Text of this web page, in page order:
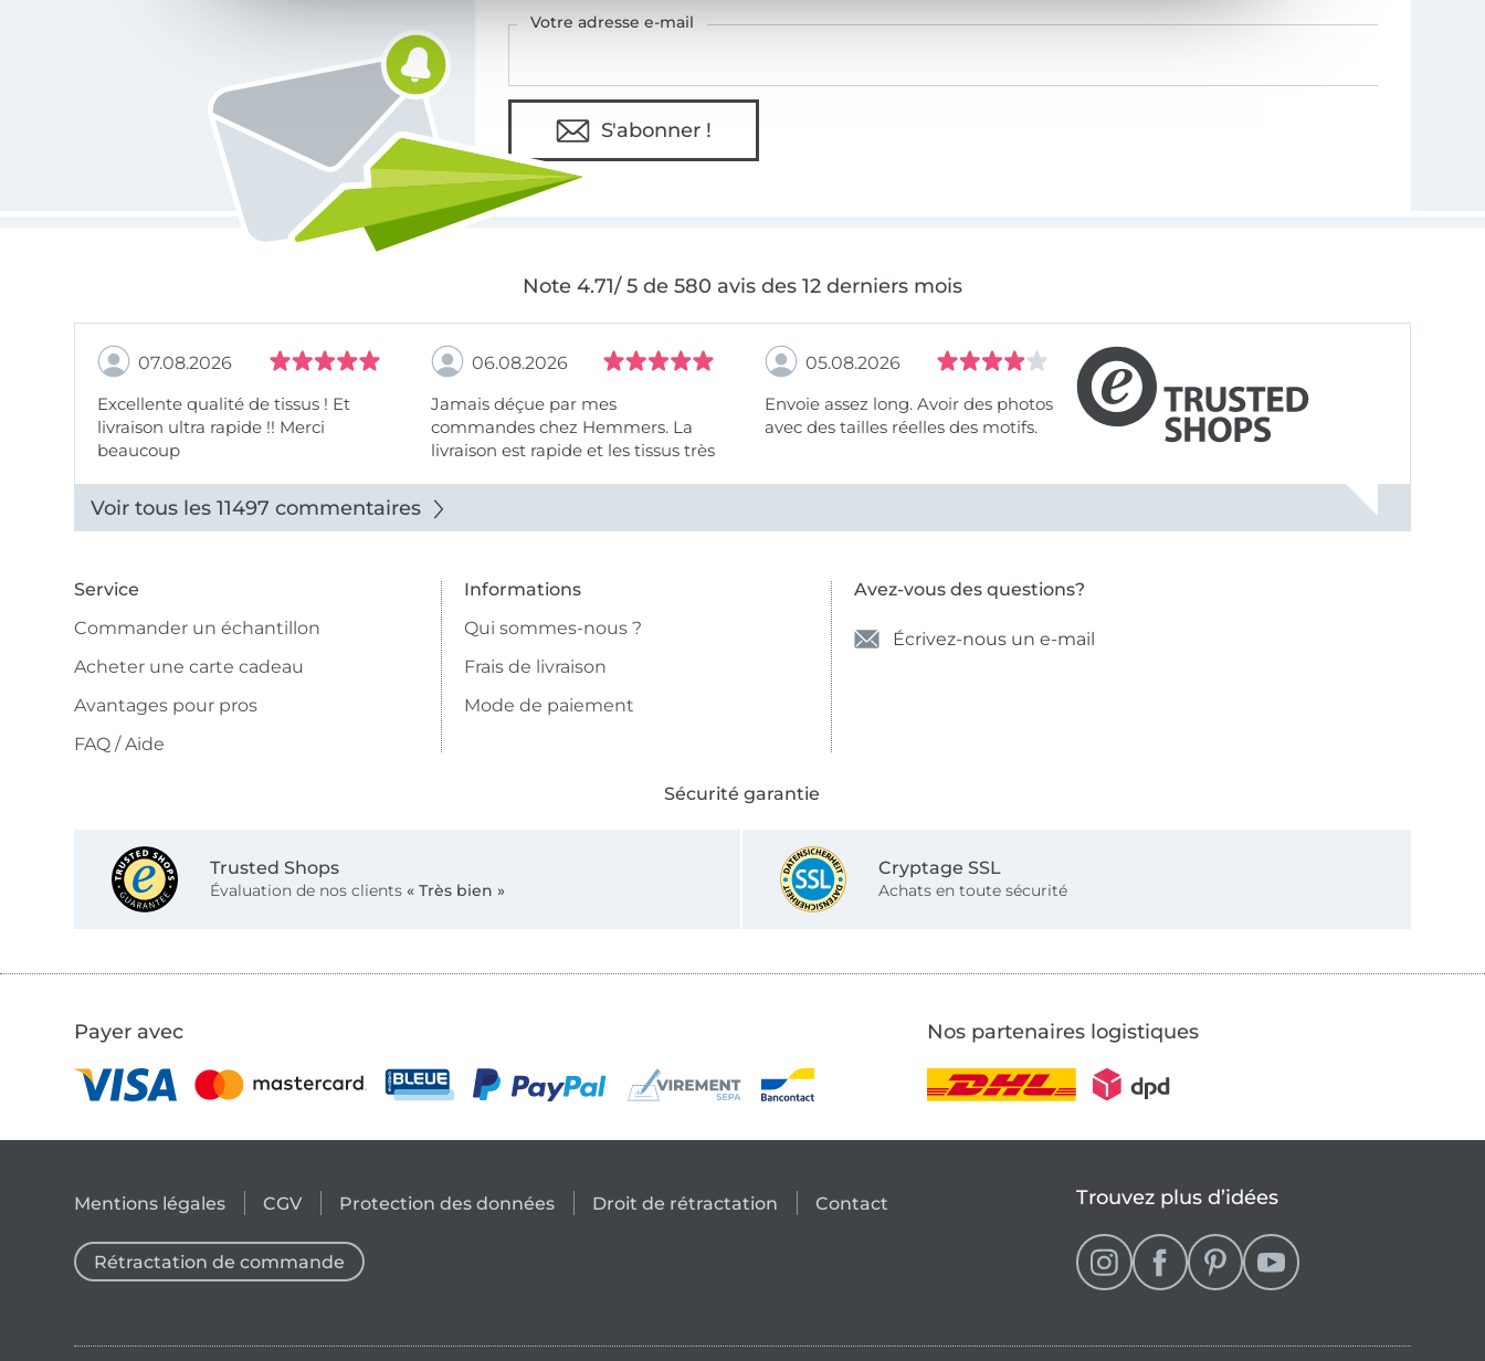
Votre adresse e-mail
S'abonner !
Note 4.71/ 5 de 580 avis des 12 derniers mois
07.08.2026
Excellente qualité de tissus ! Et
livraison ultra rapide !! Merci
beaucoup
06.08.2026
Jamais déçue par mes
commandes chez Hemmers. La
livraison est rapide et les tissus très
05.08.2026
Envoie assez long. Avoir des photos
avec des tailles réelles des motifs.
Voir tous les 11497 commentaires
Service
Commander un échantillon
Acheter une carte cadeau
Avantages pour pros
FAQ / Aide
Informations
Qui sommes-nous ?
Frais de livraison
Mode de paiement
Avez-vous des questions?
Écrivez-nous un e-mail
Sécurité garantie
Trusted Shops
Évaluation de nos clients « Très bien »
Cryptage SSL
Achats en toute sécurité
Payer avec Nos partenaires logistiques
Mentions légales CGV Protection des données Droit de rétractation Contact
Rétractation de commande
Trouvez plus d’idées